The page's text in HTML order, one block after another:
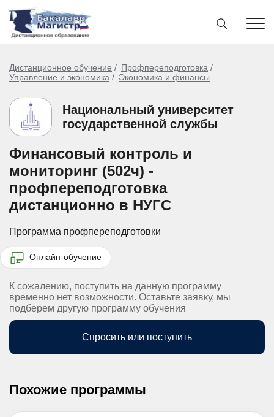
Дистанционное обучение
Профпереподготовка
Управление и экономика
Экономика и финансы
Национальный университет
государственной службы
Финансовый контроль и
мониторинг (502ч) -
профпереподготовка
дистанционно в НУГС
Программа профпереподготовки
Онлайн-обучение
К сожалению, поступить на данную программу
временно нет возможности. Оставьте заявку, мы
подберем другую программу обучения
Спросить или поступить
Похожие программы